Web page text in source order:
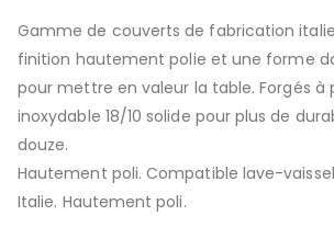
Gamme de couverts de fabrication
finition hautement polie et une forme
pour mettre en valeur la table. Forgés à
inoxydable 18/10 solide pour plus de
douze.
Hautement poli. Compatible lave-
Italie. Hautement poli.